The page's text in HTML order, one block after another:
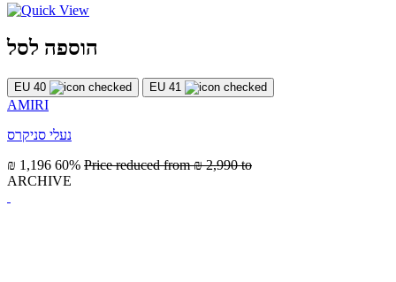
הוספה לסל
EU 40 EU 41
AMIRI
נעלי סניקרס
₪ 1,196 60% Price reduced from₪ 2,990 to
ARCHIVE